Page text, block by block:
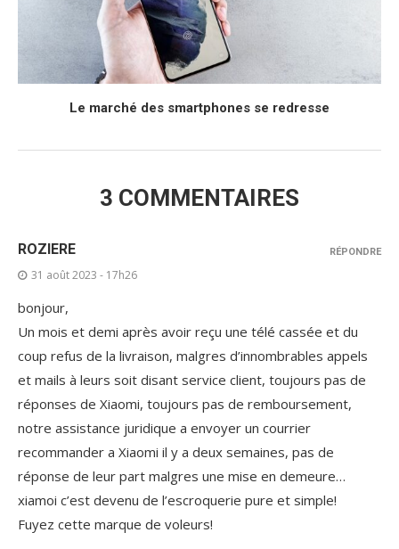
Le marché des smartphones se redresse
3 COMMENTAIRES
ROZIERE
31 août 2023 - 17h26
bonjour,
Un mois et demi après avoir reçu une télé cassée et du
coup refus de la livraison, malgres d’innombrables appels
et mails à leurs soit disant service client, toujours pas de
réponses de Xiaomi, toujours pas de remboursement,
notre assistance juridique a envoyer un courrier
recommander a Xiaomi il y a deux semaines, pas de
réponse de leur part malgres une mise en demeure…
xiamoi c’est devenu de l’escroquerie pure et simple!
Fuyez cette marque de voleurs!
RÉPONDRE